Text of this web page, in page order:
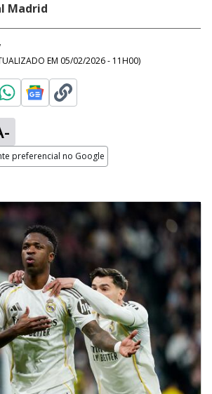
Madrid
EM 05/02/2026 - 11H00)
preferencial no Google